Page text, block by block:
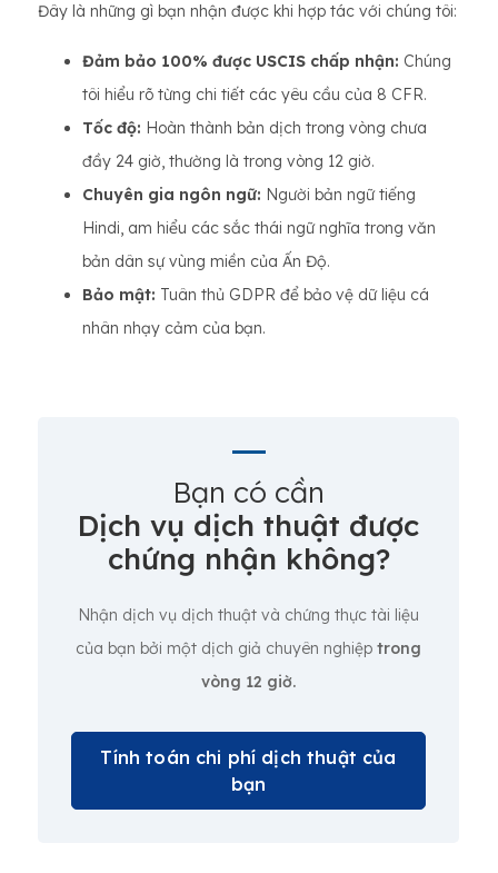
Đây là những gì bạn nhận được khi hợp tác với chúng tôi:
Đảm bảo 100% được USCIS chấp nhận: Chúng
tôi hiểu rõ từng chi tiết các yêu cầu của 8 CFR.
Tốc độ: Hoàn thành bản dịch trong vòng chưa
đầy 24 giờ, thường là trong vòng 12 giờ.
Chuyên gia ngôn ngữ: Người bản ngữ tiếng
Hindi, am hiểu các sắc thái ngữ nghĩa trong văn
bản dân sự vùng miền của Ấn Độ.
Bảo mật: Tuân thủ GDPR để bảo vệ dữ liệu cá
nhân nhạy cảm của bạn.
Bạn có cần
Dịch vụ dịch thuật được
chứng nhận không?
Nhận dịch vụ dịch thuật và chứng thực tài liệu
của bạn bởi một dịch giả chuyên nghiệp trong
vòng 12 giờ.
Tính toán chi phí dịch thuật của
bạn